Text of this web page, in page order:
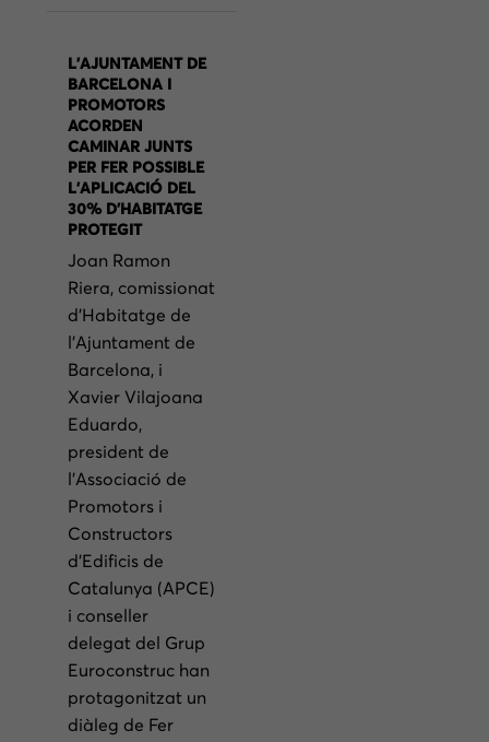
L’AJUNTAMENT DE
BARCELONA I
PROMOTORS
ACORDEN
CAMINAR JUNTS
PER FER POSSIBLE
L’APLICACIÓ DEL
30% D’HABITATGE
PROTEGIT
Joan Ramon
Riera, comissionat
d’Habitatge de
l’Ajuntament de
Barcelona, i
Xavier Vilajoana
Eduardo,
president de
l’Associació de
Promotors i
Constructors
d’Edificis de
Catalunya (APCE)
i conseller
delegat del Grup
Euroconstruc han
protagonitzat un
diàleg de Fer